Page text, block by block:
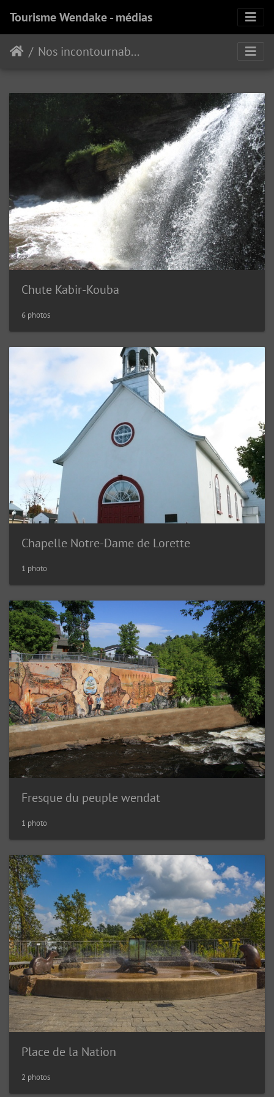
Tourisme Wendake - médias
Nos incontournables
Chute Kabir-Kouba
6 photos
Chapelle Notre-Dame de Lorette
1 photo
Fresque du peuple wendat
1 photo
Place de la Nation
2 photos